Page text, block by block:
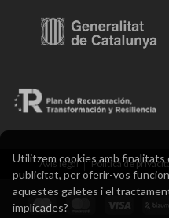
Avís legal Política de
Utilitzem cookies amb finalitats
publicitat, per oferir-vos
aquestes galetes i el
implicades?